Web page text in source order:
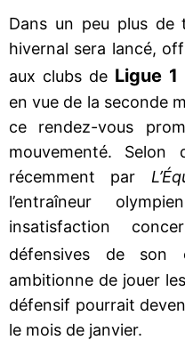
Dans un peu plus de
hivernal sera lancé,
aux clubs de Ligue 1
en vue de la seconde
ce rendez-vous
mouvementé. Selon
récemment par
l’entraîneur
insatisfaction
défensives de son
ambitionne de jouer
défensif pourrait
le mois de janvier.